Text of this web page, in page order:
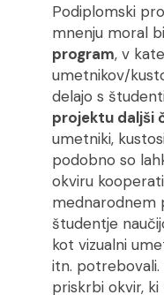
Podiplomski
mnenju moral
program, v
umetnikov/
delajo s
projektu daljši
umetniki,
podobno so
okviru
mednarodnem
študentje
kot vizualni
itn. potrebovali.
priskrbi okvir,